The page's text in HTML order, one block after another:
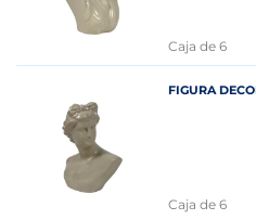
Caja de 6
FIGURA
Caja de 6